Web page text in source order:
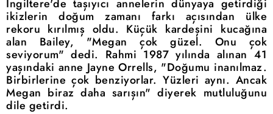
İngiltere'de taşıyıcı annelerin dünyaya getirdiği
ikizlerin doğum zamanı farkı açısından ülke
rekoru kırılmış oldu. Küçük kardeşini kucağına
alan Bailey, "Megan çok güzel. Onu çok
seviyorum" dedi. Rahmi 1987 yılında alınan 41
yaşındaki anne Jayne Orrells, "Doğumu inanılmaz.
Birbirlerine çok benziyorlar. Yüzleri aynı. Ancak
Megan biraz daha sarışın" diyerek mutluluğunu
dile getirdi.